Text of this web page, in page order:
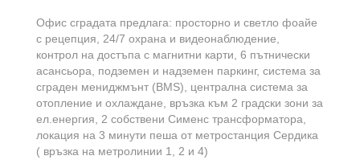
Офис сградата предлага: просторно и светло фоайе
с рецепция, 24/7 охрана и видеонаблюдение,
контрол на достъпа с магнитни карти, 6 пътнически
асансьора, подземен и надземен паркинг, система за
сграден мениджмънт (BMS), централна система за
отопление и охлаждане, връзка към 2 градски зони за
ел.енергия, 2 собствени Сименс трансформатора,
локация на 3 минути пеша от метростанция Сердика
( връзка на метролинии 1, 2 и 4)